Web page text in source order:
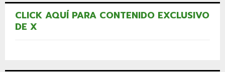
CLICK AQUÍ PARA CONTENIDO EXCLUSIVO
DE X